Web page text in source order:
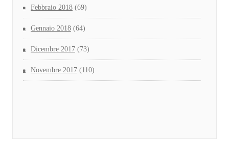
Febbraio 2018 (69)
Gennaio 2018 (64)
Dicembre 2017 (73)
Novembre 2017 (110)